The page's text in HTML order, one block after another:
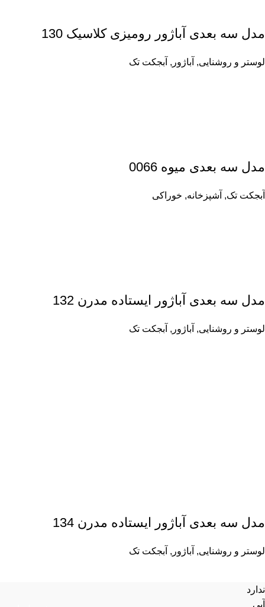
مدل سه بعدی آباژور رومیزی کلاسیک 130
لوستر و روشنایی, آباژور , آبجکت تک
مدل سه بعدی میوه 0066
آبجکت تک, آشپزخانه, خوراکی
مدل سه بعدی آباژور ایستاده مدرن 132
لوستر و روشنایی, آباژور , آبجکت تک
مدل سه بعدی آباژور ایستاده مدرن 134
لوستر و روشنایی, آباژور , آبجکت تک
ندارد
آبی